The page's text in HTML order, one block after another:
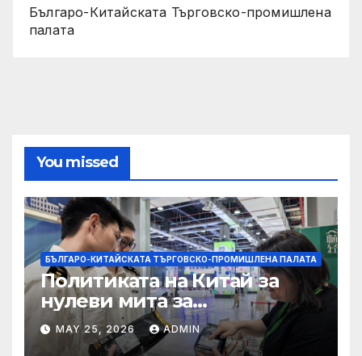
Българо-Китайската Търговско-промишлена
палата
You missed
БЪЛГАРО-КИТАЙСКАТА ТЪРГОВСКО-ПРОМИШЛЕНА ПАЛАТА
Политиката на Китай за
нулеви мита за
африканските страни е от
полза за кафе индустрията
MAY 25, 2026 ADMIN